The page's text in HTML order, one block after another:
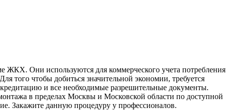
ЖКХ. Они используются для коммерческого учета потребления
того чтобы добиться значительной экономии, требуется
и все необходимые разрешительные документы.
в пределах Москвы и Московской области по доступной
Закажите данную процедуру у профессионалов.